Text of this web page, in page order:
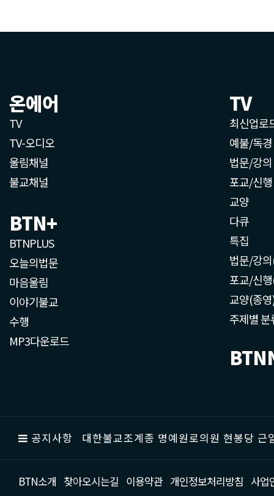
온에어
TV
TV-오디오
울림채널
불교채널
BTN+
BTNPLUS
오늘의법문
마음울림
이야기불교
수행
MP3다운로드
TV
최신업로
예불/독경
법문/강의
포교/신행
교양
다큐
특집
법문/강
포교/신
교양(종
주제별 분
공지사항 대한불교조계종 명예원로의원 현봉당
BTN소개 찾아오시는길 이용약관 개인정보처리방침 사업